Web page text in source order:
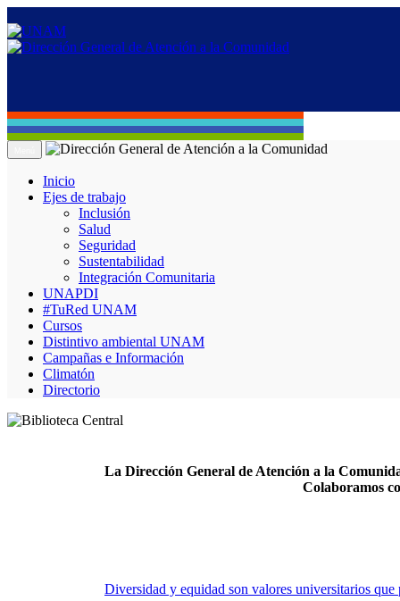
Inicio
Ejes de trabajo
Inclusión
Salud
Seguridad
Sustentabilidad
Integración Comunitaria
UNAPDI
#TuRed UNAM
Cursos
Distintivo ambiental UNAM
Campañas e Información
Climatón
Directorio
La Dirección General de Atención a la
Colaboramos
Diversidad y equidad son valores universitarios que